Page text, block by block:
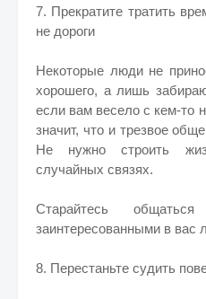
7. Прекратите тратить
не дороги
Некоторые люди не
хорошего, а лишь
если вам весело с кем-то
значит, что и трезвое
Не нужно строить
случайных связях.
Старайтесь
заинтересованными в вас
8. Перестаньте судить